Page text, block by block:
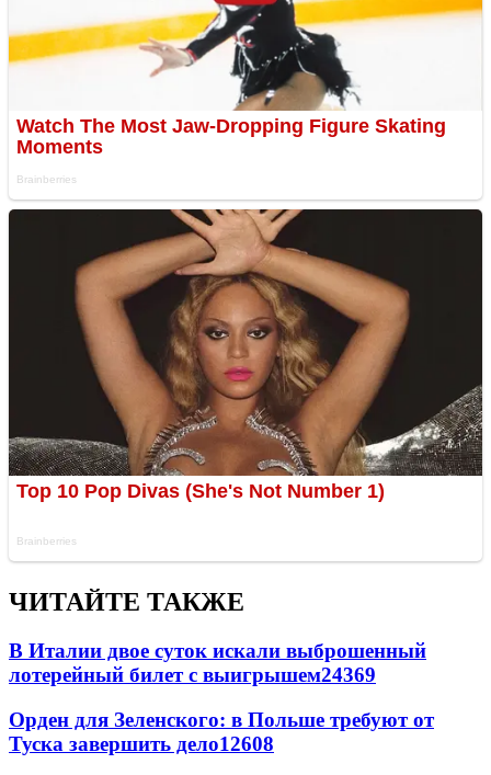
ЧИТАЙТЕ ТАКЖЕ
В Италии двое суток искали выброшенный
лотерейный билет с выигрышем24369
Орден для Зеленского: в Польше требуют от
Туска завершить дело12608